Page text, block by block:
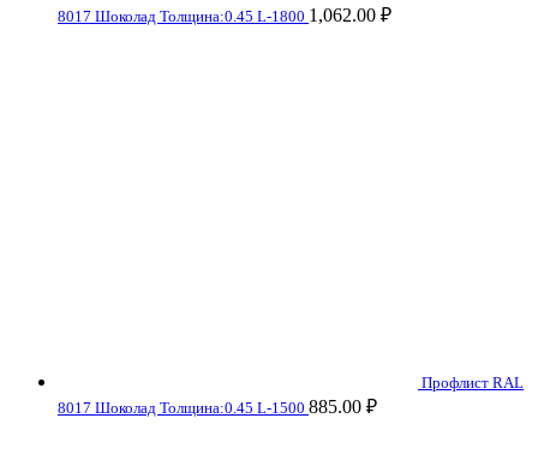
8017 Шоколад Толщина:0.45 L-1800 1,062.00 ₽
Профлист RAL
8017 Шоколад Толщина:0.45 L-1500 885.00 ₽